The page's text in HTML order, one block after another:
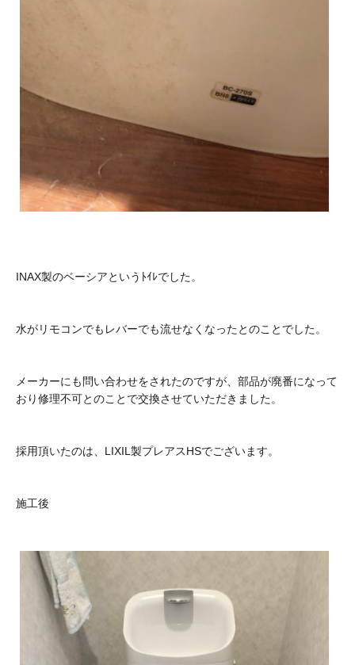
INAX製のベーシアというﾄｲﾚでした。
水がリモコンでもレバーでも流せなくなったとのことでした。
メーカーにも問い合わせをされたのですが、部品が廃番になって
おり修理不可とのことで交換させていただきました。
採用頂いたのは、LIXIL製プレアスHSでございます。
施工後